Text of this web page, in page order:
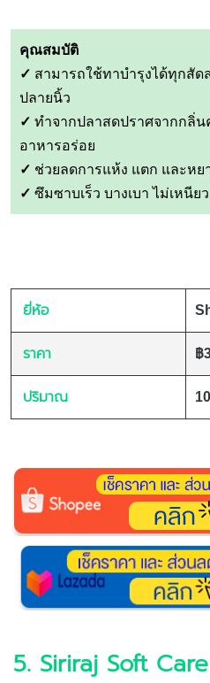
คุณสมบัติ
✓ สามารถใช้ทาบำรุงได้ทุกสัด
ปลายนิ้ว
✓ ทำจากปลาสดปราศจากกลิ่
อาหารอร่อย
✓ ช่วยลดการแห้ง แตก และหย
✓ ซึมซาบเร็ว บางเบา ไม่เหนีย
ยี่ห้อ
ราคา ฿
ปริมาณ
5. Siriraj Soft